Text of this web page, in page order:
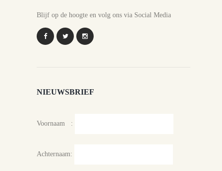
Blijf op de hoogte en volg ons via Social Media
NIEUWSBRIEF
Voornaam :
Achternaam: